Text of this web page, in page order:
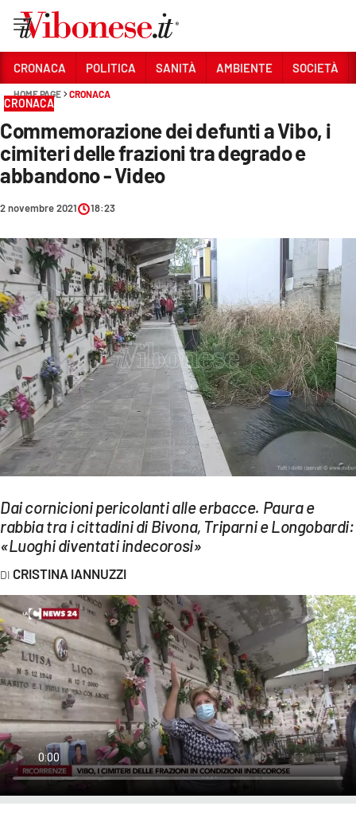
Sezioni
CRONACA
POLITICA
SOCIETÀ
CULTURA
ECONOMIA E LAVORO
EVENTI
SPORT
Streaming
LAC TV
LAC NETWORK
LAC ONAIR
Network
LACPLAY.IT
LACTV.IT
LACONAIR.IT
LACITYMAG.IT
ILREGGINO.IT
CRONACA POLITICA SANITÀ AMBIENTE SOCIETÀ
HOME PAGE CRONACA
CRONACA
Commemorazione dei defunti a Vibo, i
cimiteri delle frazioni tra degrado e
abbandono - Video
2 novembre 2021 18:23
Dai cornicioni pericolanti alle erbacce. Paura e
rabbia tra i cittadini di Bivona, Triparni e Longobardi:
«Luoghi diventati indecorosi»
CRISTINA IANNUZZI